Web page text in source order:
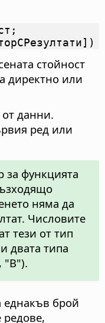
стойност
директно или
данни.
ред или
за функцията
няма да
Числовите
тези от тип
двата типа
"B").
еднакъв брой